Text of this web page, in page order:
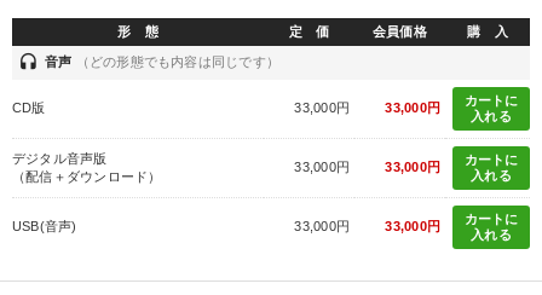
形 態 定 価 会員価格 購 入
headset 音声 （どの形態でも内容は同じです）
CD版 33,000円 33,000円
カートに
入れる
デジタル音声版
（配信＋ダウンロード）
33,000円 33,000円
カートに
入れる
USB(音声) 33,000円 33,000円
カートに
入れる